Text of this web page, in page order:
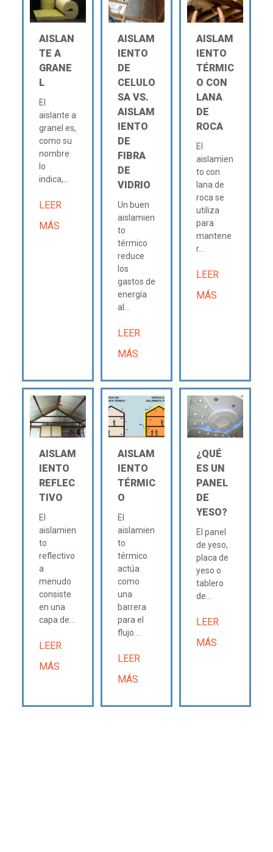
AISLAN
TE A
GRANE
L
El
aislante a
granel es,
como su
nombre
lo
indica,...
LEER
MÁS
AISLAM
IENTO
DE
CELULO
SA VS.
AISLAM
IENTO
DE
FIBRA
DE
VIDRIO
Un buen
aislamien
to
térmico
reduce
los
gastos de
energía
al...
LEER
MÁS
AISLAM
IENTO
TÉRMIC
O CON
LANA
DE
ROCA
El
aislamien
to con
lana de
roca se
utiliza
para
mantene
r...
LEER
MÁS
AISLAM
IENTO
REFLEC
TIVO
El
aislamien
to
reflectivo
a
menudo
consiste
en una
capa de...
LEER
MÁS
AISLAM
IENTO
TÉRMIC
O
El
aislamien
to
térmico
actúa
como
una
barrera
para el
flujo...
LEER
MÁS
¿QUÉ
ES UN
PANEL
DE
YESO?
El panel
de yeso,
placa de
yeso o
tablero
de...
LEER
MÁS